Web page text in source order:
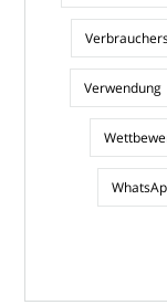
Verwendung